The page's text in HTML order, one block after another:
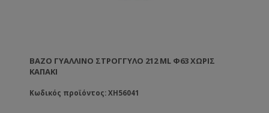
ΒΆΖΟ ΓΥΆΛΛΙΝΟ ΣΤΡΟΓΓΥΛΌ 212 ML Φ63 ΧΩΡΊΣ
ΚΑΠΆΚΙ
Κωδικός προϊόντος: XH56041